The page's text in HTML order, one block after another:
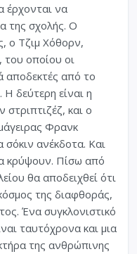
έρχονται να
της σχολής. Ο
ο Τζιμ Χόθορν,
οποίου οι
αποδεκτές από το
δεύτερη είναι η
και ο
Φρανκ
ανέκδοτα. Και
κρύψουν. Πίσω από
θα αποδειχθεί ότι
της διαφθοράς,
Ένα συγκλονιστικό
ταυτόχρονα και μια
της ανθρώπινης